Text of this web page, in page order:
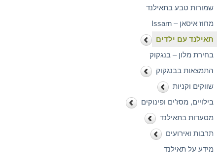
שמורות טבע בתאילנד
מחוז איסאן – Issarn
תאילנד עם ילדים
בחירת מלון – בנגקוק
התמצאות בבנגקוק
שווקים וקניות
בילויים, מסז'ים ופינוקים
מסעדות בתאילנד
תרבות ואירועים
מידע על תאילנד